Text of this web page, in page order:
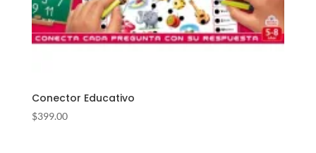
Conector Educativo
$399.00